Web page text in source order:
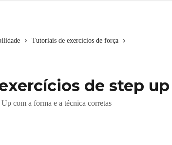
Tutoriais de exercícios de força
de step up
com a forma e a técnica corretas